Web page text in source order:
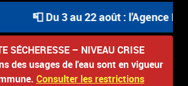
📮 Du 3 au 22 août : l'Agence
SÉCHERESSE – NIVEAU CRISE
des usages de l'eau sont en vigueur
Consulter les restrictions